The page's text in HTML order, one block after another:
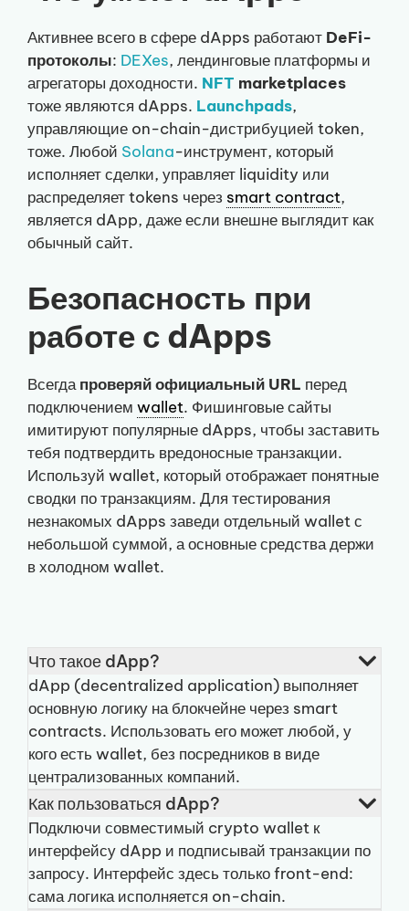
Активнее всего в сфере dApps работают DeFi-
протоколы: DEXes, лендинговые платформы и
агрегаторы доходности. NFT marketplaces
тоже являются dApps. Launchpads,
управляющие on-chain-дистрибуцией token,
тоже. Любой Solana-инструмент, который
исполняет сделки, управляет liquidity или
распределяет tokens через smart contract,
является dApp, даже если внешне выглядит как
обычный сайт.
Безопасность при
работе с dApps
Всегдапроверяй официальный URL перед
подключением wallet. Фишинговые сайты
имитируют популярные dApps, чтобы заставить
тебя подтвердить вредоносные транзакции.
Используй wallet, который отображает понятные
сводки по транзакциям. Для тестирования
незнакомых dApps заведи отдельный wallet с
небольшой суммой, а основные средства держи
в холодном wallet.
Что такое dApp?
dApp (decentralized application) выполняет
основную логику на блокчейне через smart
contracts. Использовать его может любой, у
кого есть wallet, без посредников в виде
централизованных компаний.
Как пользоваться dApp?
Подключи совместимый crypto wallet к
интерфейсу dApp и подписывай транзакции по
запросу. Интерфейс здесь только front-end:
сама логика исполняется on-chain.